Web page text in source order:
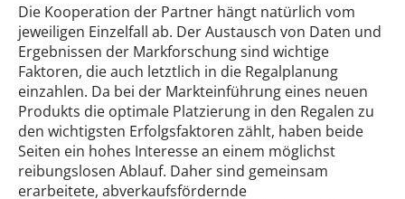
Die Kooperation der Partner hängt natürlich vom
jeweiligen Einzelfall ab. Der Austausch von Daten und
Ergebnissen der Markforschung sind wichtige
Faktoren, die auch letztlich in die Regalplanung
einzahlen. Da bei der Markteinführung eines neuen
Produkts die optimale Platzierung in den Regalen zu
den wichtigsten Erfolgsfaktoren zählt, haben beide
Seiten ein hohes Interesse an einem möglichst
reibungslosen Ablauf. Daher sind gemeinsam
erarbeitete, abverkaufsfördernde